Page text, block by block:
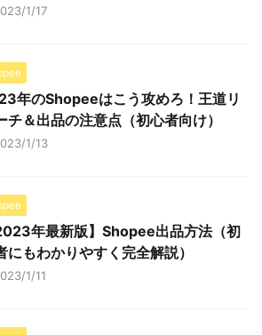
1/17
年のShopeeはこう攻めろ！王道リ
チ＆出品の注意点（初心者向け）
1/13
年最新版】Shopee出品方法（初
にもわかりやすく完全解説）
1/11